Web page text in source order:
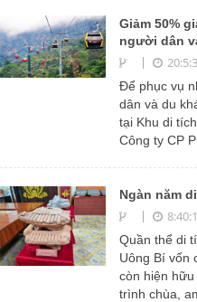
Giảm 50%
người dân
Để phục vụ
dân và du
tại Khu di
Công ty CP
Ngàn năm
Quần thể di
Uông Bí vốn
còn hiện
trình chùa,